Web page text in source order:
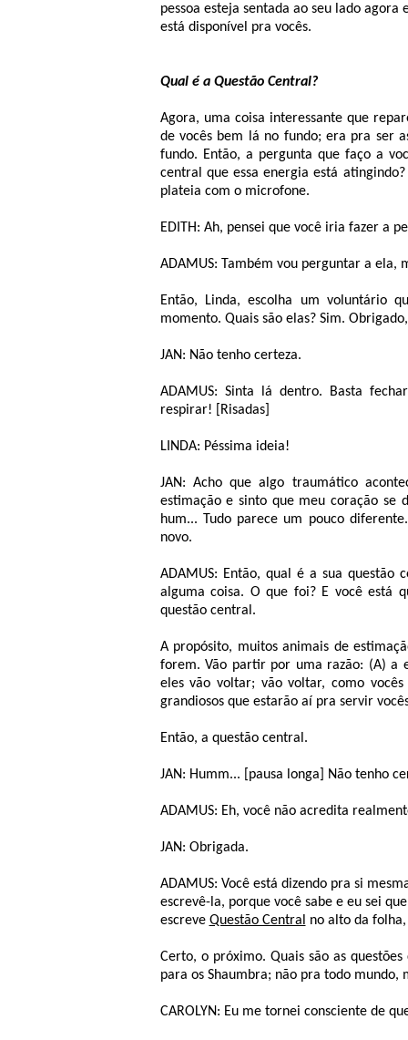
pessoa esteja sentada ao seu lado
está disponível pra vocês.
Qual é a Questão Central?
Agora, uma coisa interessante que
de vocês bem lá no fundo; era pra ser
fundo. Então, a pergunta que faço a
central que essa energia está
plateia com o microfone.
EDITH: Ah, pensei que você iria fazer a
ADAMUS: Também vou perguntar a
Então, Linda, escolha um voluntário
momento. Quais são elas? Sim.
JAN: Não tenho certeza.
ADAMUS: Sinta lá dentro. Basta
respirar! [Risadas]
LINDA: Péssima ideia!
JAN: Acho que algo traumático
estimação e sinto que meu coração se
hum... Tudo parece um pouco
novo.
ADAMUS: Então, qual é a sua questão
alguma coisa. O que foi? E você está
questão central.
A propósito, muitos animais de
forem. Vão partir por uma razão: (A) a
eles vão voltar; vão voltar, como
grandiosos que estarão aí pra servir
Então, a questão central.
JAN: Humm... [pausa longa] Não tenho
ADAMUS: Eh, você não acredita
JAN: Obrigada.
ADAMUS: Você está dizendo pra si
escrevê-la, porque você sabe e eu sei
escreve Questão Central no alto da
Certo, o próximo. Quais são as
para os Shaumbra; não pra todo mundo,
CAROLYN: Eu me tornei consciente de